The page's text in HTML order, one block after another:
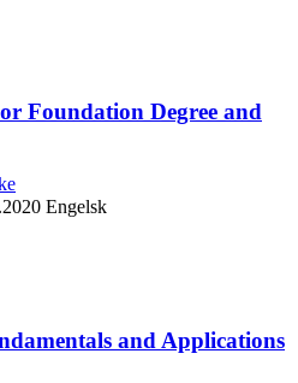
Foundation Degree and
Engelsk
and Applications